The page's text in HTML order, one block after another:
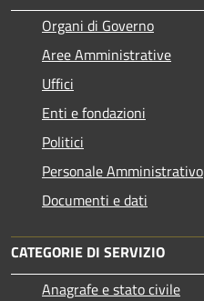
Organi di Governo
Aree Amministrative
Uffici
Enti e fondazioni
Politici
Personale Amministrativo
Documenti e dati
CATEGORIE DI SERVIZIO
Anagrafe e stato civile